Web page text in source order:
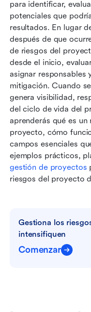
para identificar,
potenciales que
resultados. En lugar
después de que
de riesgos del
desde el inicio,
asignar responsables
mitigación. Cuando
genera visibilidad,
del ciclo de vida del
aprenderás qué es
proyecto, cómo
campos esenciales
ejemplos prácticos,
gestión de proyectos
riesgos del proyecto
Gestiona los
intensifiquen
Comenzar
dirección
Conclusión
Preguntas
Lectura relacionada